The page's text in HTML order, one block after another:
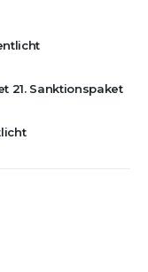
21. Sanktionspaket